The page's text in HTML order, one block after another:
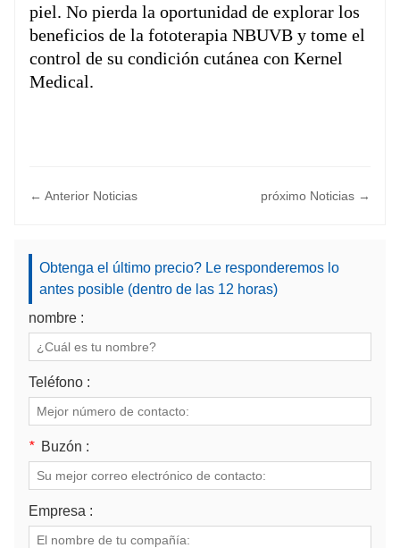
piel. No pierda la oportunidad de explorar los
beneficios de la fototerapia NBUVB y tome el
control de su condición cutánea con Kernel
Medical.
← Anterior Noticias próximo Noticias →
Obtenga el último precio? Le responderemos lo
antes posible (dentro de las 12 horas)
nombre :
Teléfono :
* Buzón :
Empresa :